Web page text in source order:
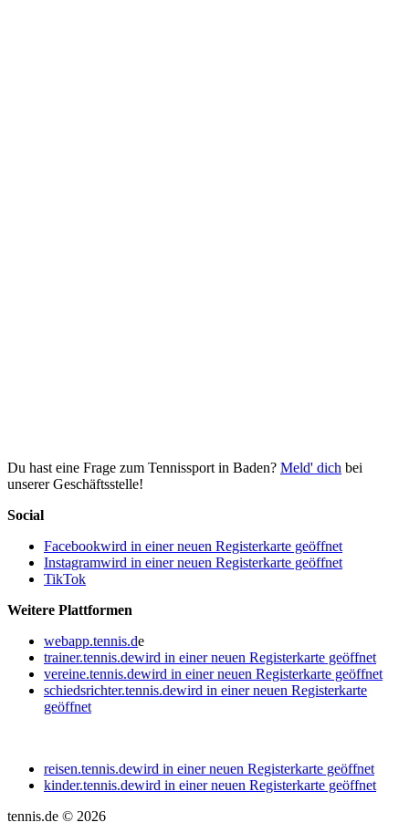
Du hast eine Frage zum Tennissport in Baden? Meld' dich bei
unserer Geschäftsstelle!
Social
Facebookwird in einer neuen Registerkarte geöffnet
Instagramwird in einer neuen Registerkarte geöffnet
TikTok
Weitere Plattformen
webapp.tennis.de
trainer.tennis.dewird in einer neuen Registerkarte geöffnet
vereine.tennis.dewird in einer neuen Registerkarte geöffnet
schiedsrichter.tennis.dewird in einer neuen Registerkarte
geöffnet
reisen.tennis.dewird in einer neuen Registerkarte geöffnet
kinder.tennis.dewird in einer neuen Registerkarte geöffnet
tennis.de © 2026